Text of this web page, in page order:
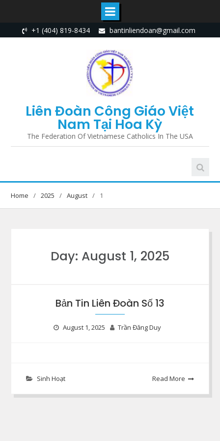
to
+1 (404) 819-8434 bantinliendoan@gmail.com
Liên Đoàn Công Giáo Việt
Nam Tại Hoa Kỳ
The Federation Of Vietnamese Catholics In The USA
Home 2025 August 1
Day: August 1, 2025
Bản Tin Liên Đoàn Số 13
August 1, 2025 Trần Đăng Duy
Sinh Hoạt Read More